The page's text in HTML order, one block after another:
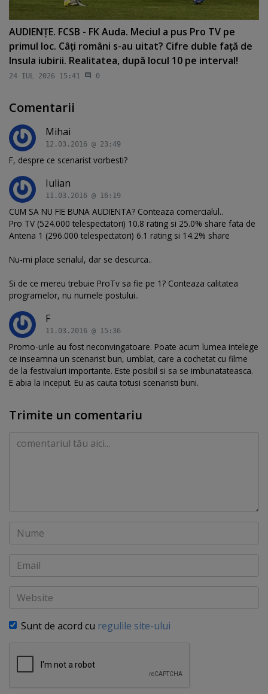
AUDIENŢE. FCSB - FK Auda. Meciul a pus Pro TV pe
primul loc. Câţi români s-au uitat? Cifre duble faţă de
Insula iubirii. Realitatea, după locul 10 pe interval!
24 IUL 2026 15:41 0
Comentarii
Mihai
12.03.2016 @ 23:49
F, despre ce scenarist vorbesti?
Iulian
11.03.2016 @ 16:19
CUM SA NU FIE BUNA AUDIENTA? Conteaza comercialul..
Pro TV (524.000 telespectatori) 10.8 rating si 25.0% share fata de
Antena 1 (296.000 telespectatori) 6.1 rating si 14.2% share
Nu-mi place serialul, dar se descurca..
Si de ce mereu trebuie ProTv sa fie pe 1? Conteaza calitatea
programelor, nu numele postului..
F
11.03.2016 @ 15:36
Promo-urile au fost neconvingatoare. Poate acum lumea intelege
ce inseamna un scenarist bun, umblat, care a cochetat cu filme
de la festivaluri importante. Este posibil si sa se imbunatateasca.
E abia la inceput. Eu as cauta totusi scenaristi buni.
Trimite un comentariu
Comentariu
Nume
Email
Website
Sunt de acord cu regulile site-ului